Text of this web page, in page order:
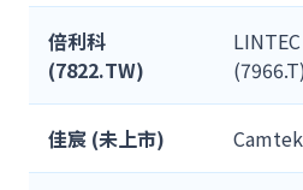
倍利科
(7822.TW)
(7966.T)
佳宸 (未上市)